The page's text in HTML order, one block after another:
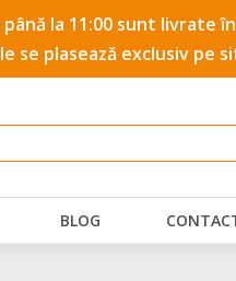
la 11:00 sunt livrate
se plasează exclusiv pe
BLOG